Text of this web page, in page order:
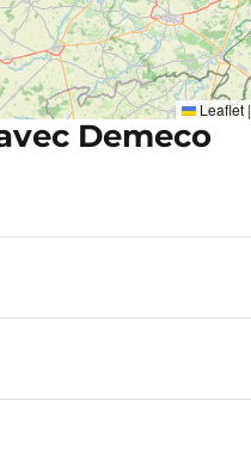
Leaflet |
Demeco